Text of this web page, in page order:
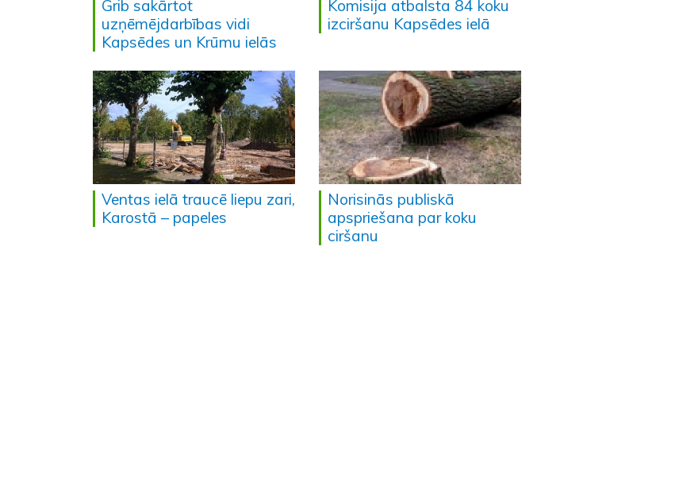
Grib sakārtot
uzņēmējdarbības vidi
Kapsēdes un Krūmu ielās
Komisija atbalsta 84 koku
izciršanu Kapsēdes ielā
Ventas ielā traucē liepu zari,
Karostā – papeles
Norisinās publiskā
apspriešana par koku
ciršanu